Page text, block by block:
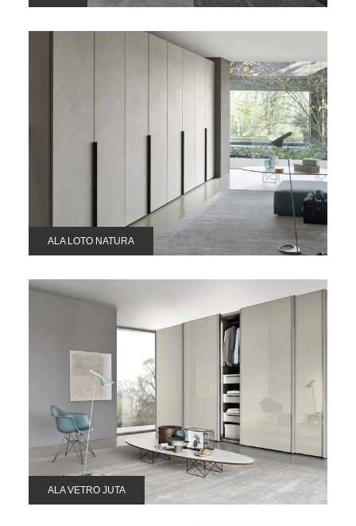
ALA LOTO NATURA
ALA VETRO JUTA